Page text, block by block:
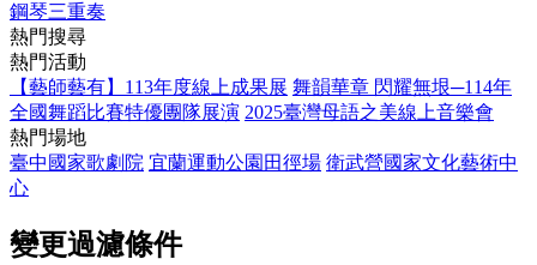
鋼琴三重奏
熱門搜尋
熱門活動
【藝師藝有】113年度線上成果展 舞韻華章 閃耀無垠─114年
全國舞蹈比賽特優團隊展演 2025臺灣母語之美線上音樂會
熱門場地
臺中國家歌劇院 宜蘭運動公園田徑場 衛武營國家文化藝術中
心
變更過濾條件